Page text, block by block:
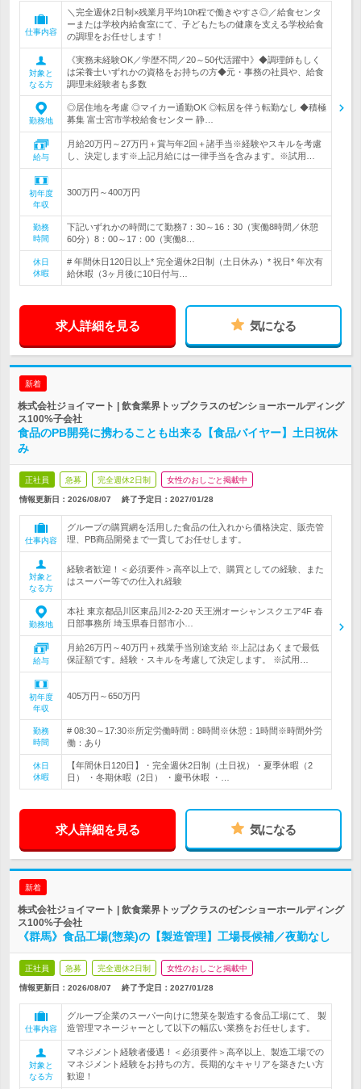
仕事内容
＼完全週休2日制×残業月平均10h程で働きやすさ◎／給食センタ
ーまたは学校内給食室にて、子どもたちの健康を支える学校給食
の調理をお任せします！
対象と
なる方
《実務未経験OK／学歴不問／20～50代活躍中》◆調理師もしく
は栄養士いずれかの資格をお持ちの方◆元・事務の社員や、給食
調理未経験者も多数
勤務地
◎居住地を考慮 ◎マイカー通勤OK ◎転居を伴う転勤なし ◆積極
募集 富士宮市学校給食センター 静…
給与
月給20万円～27万円＋賞与年2回＋諸手当※経験やスキルを考慮
し、決定します※上記月給には一律手当を含みます。※試用…
初年度
年収
300万円～400万円
勤務
時間
下記いずれかの時間にて勤務7：30～16：30（実働8時間／休憩
60分）8：00～17：00（実働8…
休日
休暇
# 年間休日120日以上* 完全週休2日制（土日休み）* 祝日* 年次有
給休暇（3ヶ月後に10日付与…
求人詳細を見る 気になる
新着
株式会社ジョイマート | 飲食業界トップクラスのゼンショーホールディング
ス100%子会社
食品のPB開発に携わることも出来る【食品バイヤー】土日祝休
み
正社員 急募 完全週休2日制 女性のおしごと掲載中
情報更新日：2026/08/07 終了予定日： 2027/01/28
仕事内容
グループの購買網を活用した食品の仕入れから価格決定、販売管
理、PB商品開発まで一貫してお任せします。
対象と
なる方
経験者歓迎！＜必須要件＞高卒以上で、購買としての経験、また
はスーパー等での仕入れ経験
勤務地
本社 東京都品川区東品川2-2-20 天王洲オーシャンスクエア4F 春
日部事務所 埼玉県春日部市小…
給与
月給26万円～40万円＋残業手当別途支給 ※上記はあくまで最低
保証額です。経験・スキルを考慮して決定します。 ※試用…
初年度
年収
405万円～650万円
勤務
時間
# 08:30～17:30※所定労働時間：8時間※休憩：1時間※時間外労
働：あり
休日
休暇
【年間休日120日】・完全週休2日制（土日祝）・夏季休暇（2
日） ・冬期休暇（2日） ・慶弔休暇 ・…
求人詳細を見る 気になる
新着
株式会社ジョイマート | 飲食業界トップクラスのゼンショーホールディング
ス100%子会社
《群馬》食品工場(惣菜)の【製造管理】工場長候補／夜勤なし
正社員 急募 完全週休2日制 女性のおしごと掲載中
情報更新日：2026/08/07 終了予定日： 2027/01/28
仕事内容
グループ企業のスーパー向けに惣菜を製造する食品工場にて、 製
造管理マネージャーとして以下の幅広い業務をお任せします。
対象と
なる方
マネジメント経験者優遇！＜必須要件＞高卒以上、製造工場での
マネジメント経験をお持ちの方。長期的なキャリアを築きたい方
歓迎！